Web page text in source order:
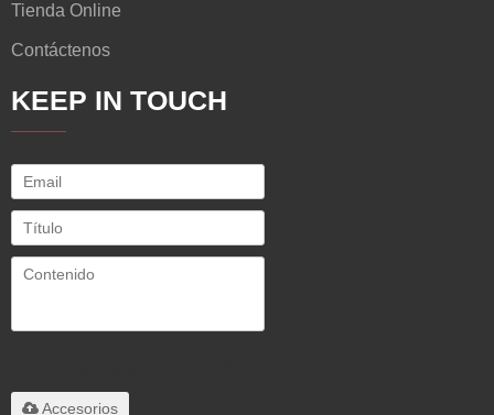
Tienda Online
Contáctenos
KEEP IN TOUCH
Accesorios